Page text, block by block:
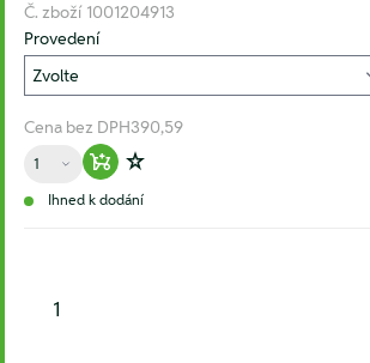
Č. zboží 1001204913
Provedení
Cena bez DPH390,59
Množství
Warenkorb hinzufügen
Zur Wunschliste hinzufügen
Ihned k dodání
1